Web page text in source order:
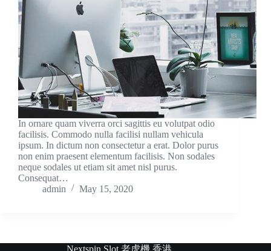
In ornare quam viverra orci sagittis eu volutpat odio
facilisis. Commodo nulla facilisi nullam vehicula
ipsum. In dictum non consectetur a erat. Dolor purus
non enim praesent elementum facilisis. Non sodales
neque sodales ut etiam sit amet nisl purus.
Consequat…
admin
May 15, 2020